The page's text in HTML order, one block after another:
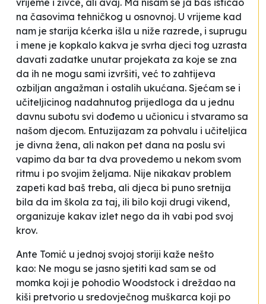
vrijeme i živce, ali avaj. Ma nisam se ja baš isticao
na časovima tehničkog u osnovnoj. U vrijeme kad
nam je starija kćerka išla u niže razrede, i suprugu
i mene je kopkalo kakva je svrha djeci tog uzrasta
davati zadatke unutar projekata za koje se zna
da ih ne mogu sami izvršiti, već to zahtijeva
ozbiljan angažman i ostalih ukućana. Sjećam se i
učiteljicinog nadahnutog prijedloga da u jednu
davnu subotu svi dođemo u učionicu i stvaramo sa
našom djecom. Entuzijazam za pohvalu i učiteljica
je divna žena, ali nakon pet dana na poslu svi
vapimo da bar ta dva provedemo u nekom svom
ritmu i po svojim željama. Nije nikakav problem
zapeti kad baš treba, ali djeca bi puno sretnija
bila da im škola za taj, ili bilo koji drugi vikend,
organizuje kakav izlet nego da ih vabi pod svoj
krov.
Ante Tomić u jednoj svojoj storiji kaže nešto
kao: Ne mogu se jasno sjetiti kad sam se od
momka koji je pohodio Woodstock i dreždao na
kiši pretvorio u sredovječnog muškarca koji po